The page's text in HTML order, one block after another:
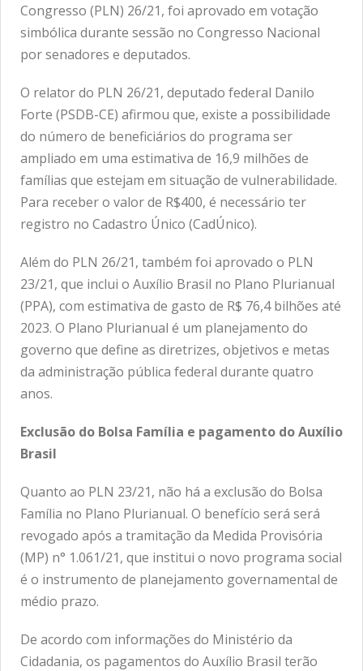
Congresso (PLN) 26/21, foi aprovado em votação
simbólica durante sessão no Congresso Nacional
por senadores e deputados.
O relator do PLN 26/21, deputado federal Danilo
Forte (PSDB-CE) afirmou que, existe a possibilidade
do número de beneficiários do programa ser
ampliado em uma estimativa de 16,9 milhões de
famílias que estejam em situação de vulnerabilidade.
Para receber o valor de R$400, é necessário ter
registro no Cadastro Único (CadÚnico).
Além do PLN 26/21, também foi aprovado o PLN
23/21, que inclui o Auxílio Brasil no Plano Plurianual
(PPA), com estimativa de gasto de R$ 76,4 bilhões até
2023. O Plano Plurianual é um planejamento do
governo que define as diretrizes, objetivos e metas
da administração pública federal durante quatro
anos.
Exclusão do Bolsa Família e pagamento do Auxílio
Brasil
Quanto ao PLN 23/21, não há a exclusão do Bolsa
Família no Plano Plurianual. O benefício será será
revogado após a tramitação da Medida Provisória
(MP) n° 1.061/21, que institui o novo programa social
é o instrumento de planejamento governamental de
médio prazo.
De acordo com informações do Ministério da
Cidadania, os pagamentos do Auxílio Brasil terão